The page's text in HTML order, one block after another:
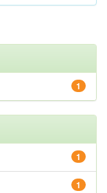
1
1
1